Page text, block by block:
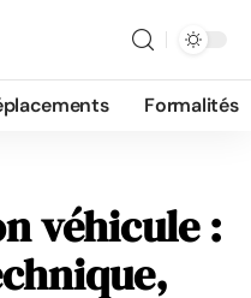
Formalités
véhicule :